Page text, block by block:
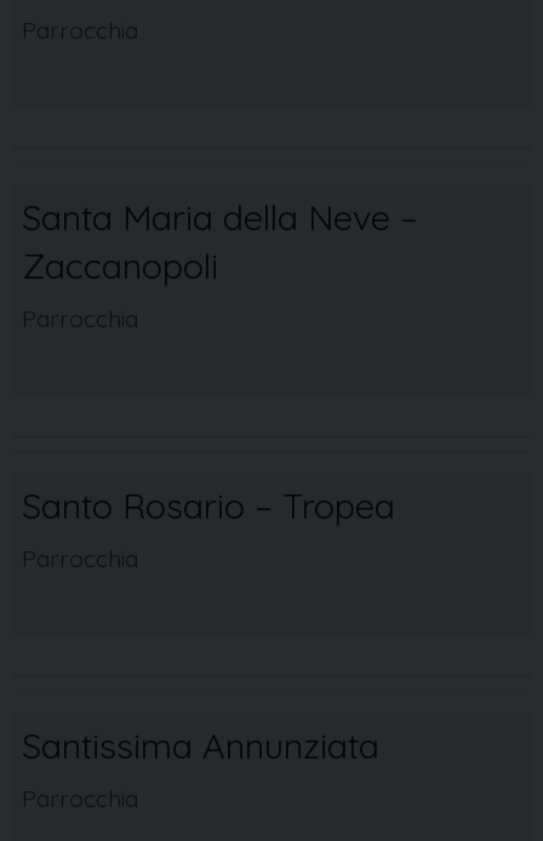
Parrocchia
Santa Maria della Neve –
Zaccanopoli
Parrocchia
Santo Rosario – Tropea
Parrocchia
Santissima Annunziata
Parrocchia